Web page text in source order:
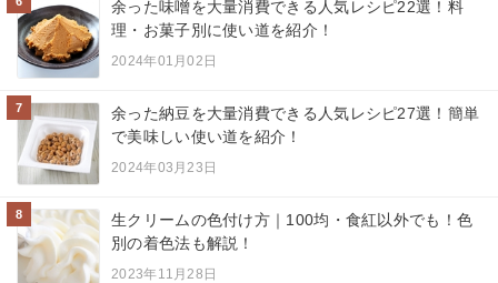
余った味噌を大量消費できる人気レシピ22選！料
理・お菓子別に使い道を紹介！
2024年01月02日
7
余った納豆を大量消費できる人気レシピ27選！簡単
で美味しい使い道を紹介！
2024年03月23日
8
生クリームの色付け方｜100均・食紅以外でも！色
別の着色法も解説！
2023年11月28日